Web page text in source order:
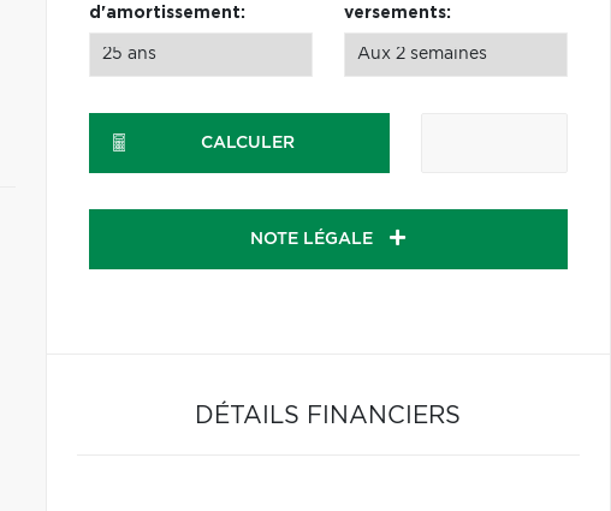
d'amortissement:
versements:
CALCULER
NOTE LÉGALE
DÉTAILS FINANCIERS